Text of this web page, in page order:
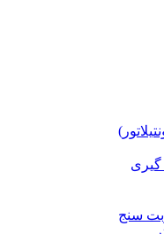
گیری
سنج